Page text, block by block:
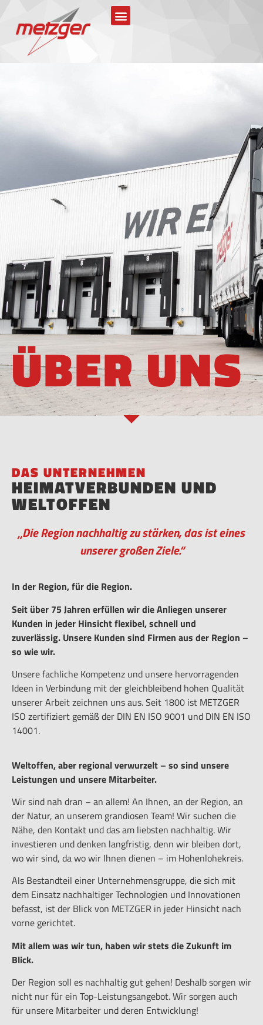
ÜBER UNS
DAS UNTERNEHMEN
HEIMATVERBUNDEN UND
WELTOFFEN
„Die Region nachhaltig zu stärken, das ist eines
unserer großen Ziele.“
In der Region, für die Region.
Seit über 75 Jahren erfüllen wir die Anliegen unserer
Kunden in jeder Hinsicht flexibel, schnell und
zuverlässig. Unsere Kunden sind Firmen aus der Region –
so wie wir.
Unsere fachliche Kompetenz und unsere hervorragenden
Ideen in Verbindung mit der gleichbleibend hohen Qualität
unserer Arbeit zeichnen uns aus. Seit 1800 ist METZGER
ISO zertifiziert gemäß der DIN EN ISO 9001 und DIN EN ISO
14001.
Weltoffen, aber regional verwurzelt – so sind unsere
Leistungen und unsere Mitarbeiter.
Wir sind nah dran – an allem! An Ihnen, an der Region, an
der Natur, an unserem grandiosen Team! Wir suchen die
Nähe, den Kontakt und das am liebsten nachhaltig. Wir
investieren und denken langfristig, denn wir bleiben dort,
wo wir sind, da wo wir Ihnen dienen – im Hohenlohekreis.
Als Bestandteil einer Unternehmensgruppe, die sich mit
dem Einsatz nachhaltiger Technologien und Innovationen
befasst, ist der Blick von METZGER in jeder Hinsicht nach
vorne gerichtet.
Mit allem was wir tun, haben wir stets die Zukunft im
Blick.
Der Region soll es nachhaltig gut gehen! Deshalb sorgen wir
nicht nur für ein Top-Leistungsangebot. Wir sorgen auch
für unsere Mitarbeiter und deren Entwicklung!